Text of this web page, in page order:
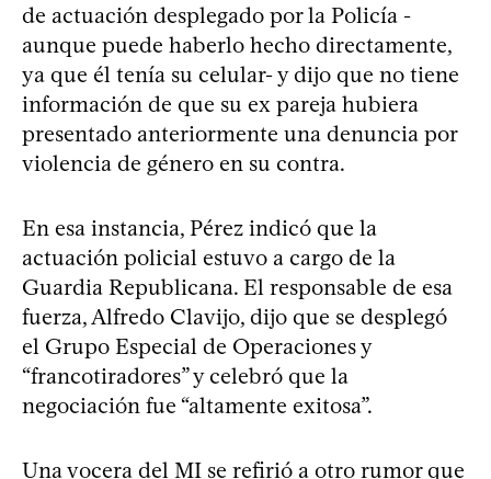
de actuación desplegado por la Policía -
aunque puede haberlo hecho directamente,
ya que él tenía su celular- y dijo que no tiene
información de que su ex pareja hubiera
presentado anteriormente una denuncia por
violencia de género en su contra.
En esa instancia, Pérez indicó que la
actuación policial estuvo a cargo de la
Guardia Republicana. El responsable de esa
fuerza, Alfredo Clavijo, dijo que se desplegó
el Grupo Especial de Operaciones y
“francotiradores” y celebró que la
negociación fue “altamente exitosa”.
Una vocera del MI se refirió a otro rumor que